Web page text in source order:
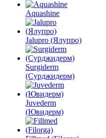
Aquashine
Jalupro (Ялупро)
Surgiderm
(Сурджидерм)
Juvederm
(Ювидерм)